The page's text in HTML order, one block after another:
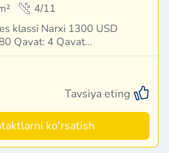
4/11
1300 USD
Qavat: 4 Qavat…
Tavsiya eting
ko'rsatish